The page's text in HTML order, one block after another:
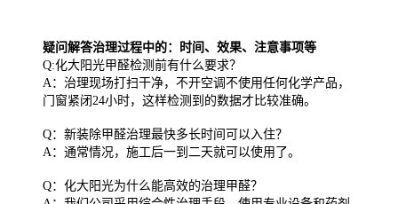
疑问解答治理过程中的：时间、效果、注意事项等
Q:化大阳光甲醛检测前有什么要求？
A：治理现场打扫干净，不开空调不使用任何化学产品，
门窗紧闭24小时，这样检测到的数据才比较准确。
Q：新装除甲醛治理最快多长时间可以入住？
A：通常情况，施工后一到二天就可以使用了。
Q：化大阳光为什么能高效的治理甲醛？